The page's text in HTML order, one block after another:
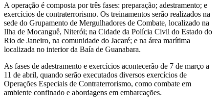
A operação é composta por três fases: preparação; adestramento; e
exercícios de contraterrorismo. Os treinamentos serão realizados na
sede do Grupamento de Mergulhadores de Combate, localizado na
Ilha de Mocanguê, Niterói; na Cidade da Polícia Civil do Estado do
Rio de Janeiro, na comunidade do Jacaré; e na área marítima
localizada no interior da Baía de Guanabara.
As fases de adestramento e exercícios acontecerão de 7 de março a
11 de abril, quando serão executados diversos exercícios de
Operações Especiais de Contraterrorismo, como combate em
ambiente confinado e abordagens em embarcações.